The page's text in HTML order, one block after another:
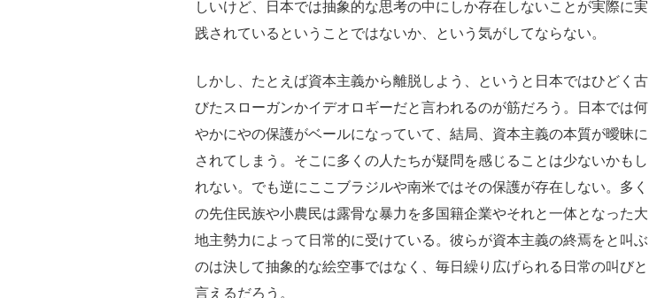
を
考
る：
ピ
ー
プ
ル
ズ・
サ
ミ
ッ
しいけど、日本では抽象的な思考の中にしか存在しないことが実際に実
践されているということではないか、という気がしてならない。
しかし、たとえば資本主義から離脱しよう、というと日本ではひどく古
びたスローガンかイデオロギーだと言われるのが筋だろう。日本では何
やかにやの保護がベールになっていて、結局、資本主義の本質が曖昧に
されてしまう。そこに多くの人たちが疑問を感じることは少ないかもし
れない。でも逆にここブラジルや南米ではその保護が存在しない。多く
の先住民族や小農民は露骨な暴力を多国籍企業やそれと一体となった大
地主勢力によって日常的に受けている。彼らが資本主義の終焉をと叫ぶ
のは決して抽象的な絵空事ではなく、毎日繰り広げられる日常の叫びと
言えるだろう。